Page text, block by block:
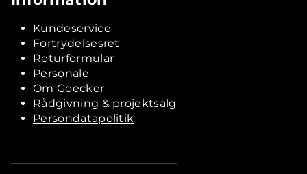
Kundeservice
Fortrydelsesret
Returformular
Personale
Om Goecker
Rådgivning & projektsalg
Persondatapolitik